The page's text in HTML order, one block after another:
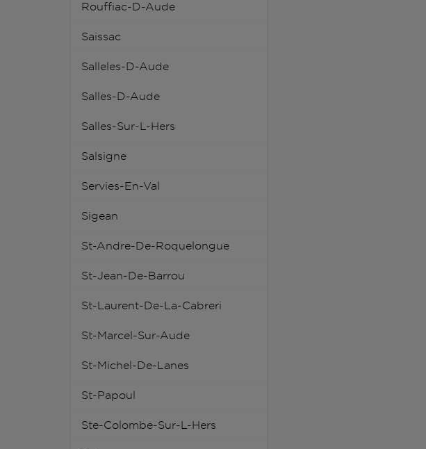
Rouffiac-D-Aude
Saissac
Salleles-D-Aude
Salles-D-Aude
Salles-Sur-L-Hers
Salsigne
Servies-En-Val
Sigean
St-Andre-De-Roquelongue
St-Jean-De-Barrou
St-Laurent-De-La-Cabreri
St-Marcel-Sur-Aude
St-Michel-De-Lanes
St-Papoul
Ste-Colombe-Sur-L-Hers